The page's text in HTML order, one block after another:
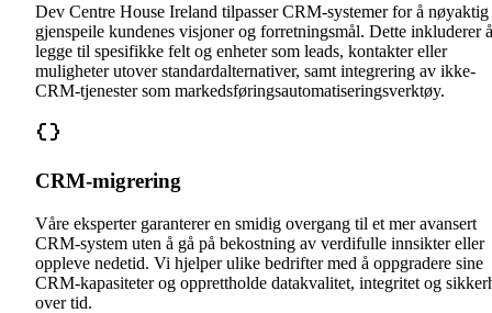
Dev Centre House Ireland tilpasser CRM-systemer for å nøyaktig
gjenspeile kundenes visjoner og forretningsmål. Dette inkluderer å
legge til spesifikke felt og enheter som leads, kontakter eller
muligheter utover standardalternativer, samt integrering av ikke-
CRM-tjenester som markedsføringsautomatiseringsverktøy.
CRM-migrering
Våre eksperter garanterer en smidig overgang til et mer avansert
CRM-system uten å gå på bekostning av verdifulle innsikter eller
oppleve nedetid. Vi hjelper ulike bedrifter med å oppgradere sine
CRM-kapasiteter og opprettholde datakvalitet, integritet og
over tid.